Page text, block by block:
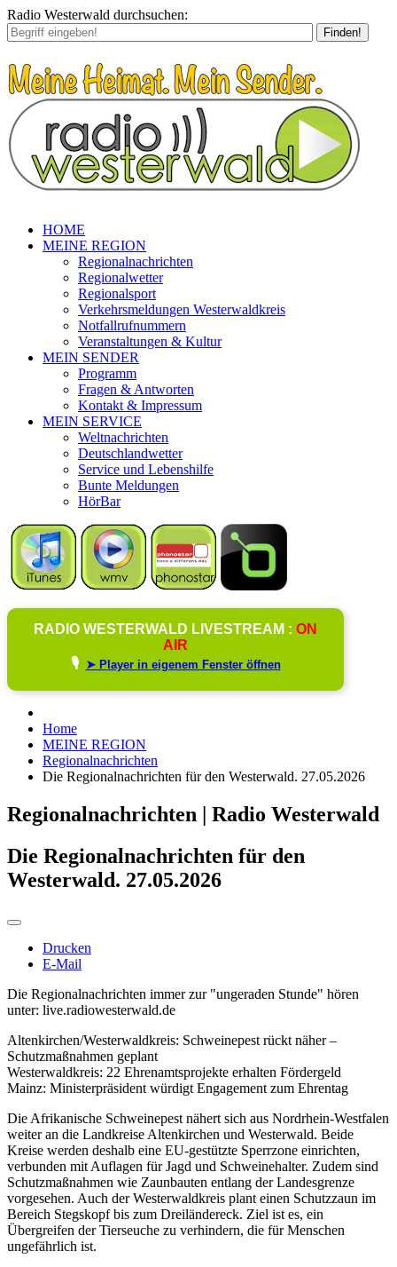
Radio Westerwald durchsuchen:
Finden!
HOME
MEINE REGION
Regionalnachrichten
Regionalwetter
Regionalsport
Verkehrsmeldungen Westerwaldkreis
Notfallrufnummern
Veranstaltungen & Kultur
MEIN SENDER
Programm
Fragen & Antworten
Kontakt & Impressum
MEIN SERVICE
Weltnachrichten
Deutschlandwetter
Service und Lebenshilfe
Bunte Meldungen
HörBar
RADIO WESTERWALD LIVESTREAM : ON
AIR
🎙️ ➤ Player in eigenem Fenster öffnen
Home
MEINE REGION
Regionalnachrichten
Die Regionalnachrichten für den Westerwald. 27.05.2026
Regionalnachrichten | Radio Westerwald
Die Regionalnachrichten für den
Westerwald. 27.05.2026
Drucken
E-Mail
Die Regionalnachrichten immer zur "ungeraden Stunde" hören
unter: live.radiowesterwald.de
Altenkirchen/Westerwaldkreis: Schweinepest rückt näher –
Schutzmaßnahmen geplant
Westerwaldkreis: 22 Ehrenamtsprojekte erhalten Fördergeld
Mainz: Ministerpräsident würdigt Engagement zum Ehrentag
Die Afrikanische Schweinepest nähert sich aus Nordrhein-Westfalen
weiter an die Landkreise Altenkirchen und Westerwald. Beide
Kreise werden deshalb eine EU-gestützte Sperrzone einrichten,
verbunden mit Auflagen für Jagd und Schweinehalter. Zudem sind
Schutzmaßnahmen wie Zaunbauten entlang der Landesgrenze
vorgesehen. Auch der Westerwaldkreis plant einen Schutzzaun im
Bereich Stegskopf bis zum Dreiländereck. Ziel ist es, ein
Übergreifen der Tierseuche zu verhindern, die für Menschen
ungefährlich ist.